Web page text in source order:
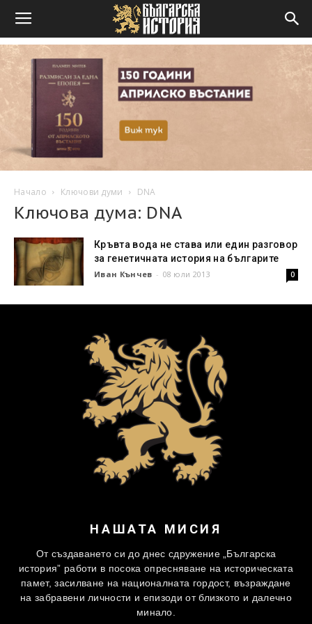
Начало Ключови думи DNA
Ключова дума: DNA
Кръвта вода не става или един разговор
за генетичната история на българите
Иван Кънчев - 08 юли 2013 0
НАШАТА МИСИЯ
От създаването си до днес сдружение „Българска
история” работи в посока опресняване на историческата
памет, засилване на националната гордост, възраждане
на забравени личности и епизоди от близкото и далечно
минало.